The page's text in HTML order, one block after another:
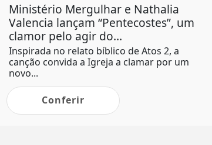
Ministério Mergulhar e Nathalia
Valencia lançam “Pentecostes”, um
clamor pelo agir do...
Inspirada no relato bíblico de Atos 2, a
canção convida a Igreja a clamar por um
novo...
Conferir